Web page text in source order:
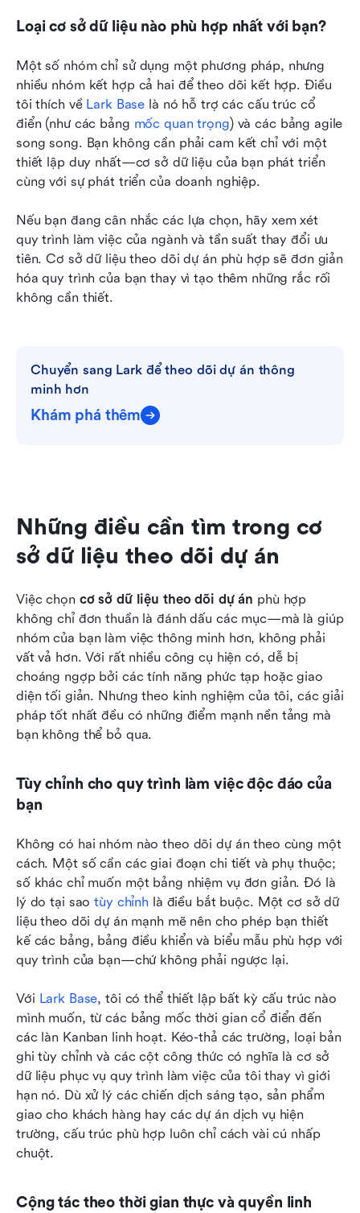
Loại cơ sở dữ liệu nào phù hợp nhất với bạn?
Một số nhóm chỉ sử dụng một phương pháp, nhưng
nhiều nhóm kết hợp cả hai để theo dõi kết hợp. Điều
tôi thích về Lark Base là nó hỗ trợ các cấu trúc cổ
điển (như các bảng mốc quan trọng) và các bảng agile
song song. Bạn không cần phải cam kết chỉ với một
thiết lập duy nhất—cơ sở dữ liệu của bạn phát triển
cùng với sự phát triển của doanh nghiệp.
Nếu bạn đang cân nhắc các lựa chọn, hãy xem xét
quy trình làm việc của ngành và tần suất thay đổi ưu
tiên. Cơ sở dữ liệu theo dõi dự án phù hợp sẽ đơn giản
hóa quy trình của bạn thay vì tạo thêm những rắc rối
không cần thiết.
Chuyển sang Lark để theo dõi dự án thông
minh hơn
Khám phá thêm
Những điều cần tìm trong cơ
sở dữ liệu theo dõi dự án
Việc chọn cơ sở dữ liệu theo dõi dự án phù hợp
không chỉ đơn thuần là đánh dấu các mục—mà là giúp
nhóm của bạn làm việc thông minh hơn, không phải
vất vả hơn. Với rất nhiều công cụ hiện có, dễ bị
choáng ngợp bởi các tính năng phức tạp hoặc giao
diện tối giản. Nhưng theo kinh nghiệm của tôi, các giải
pháp tốt nhất đều có những điểm mạnh nền tảng mà
bạn không thể bỏ qua.
Tùy chỉnh cho quy trình làm việc độc đáo của
bạn
Không có hai nhóm nào theo dõi dự án theo cùng một
cách. Một số cần các giai đoạn chi tiết và phụ thuộc;
số khác chỉ muốn một bảng nhiệm vụ đơn giản. Đó là
lý do tại sao tùy chỉnh là điều bắt buộc. Một cơ sở dữ
liệu theo dõi dự án mạnh mẽ nên cho phép bạn thiết
kế các bảng, bảng điều khiển và biểu mẫu phù hợp với
quy trình của bạn—chứ không phải ngược lại.
Với Lark Base, tôi có thể thiết lập bất kỳ cấu trúc nào
mình muốn, từ các bảng mốc thời gian cổ điển đến
các làn Kanban linh hoạt. Kéo-thả các trường, loại bản
ghi tùy chỉnh và các cột công thức có nghĩa là cơ sở
dữ liệu phục vụ quy trình làm việc của tôi thay vì giới
hạn nó. Dù xử lý các chiến dịch sáng tạo, sản phẩm
giao cho khách hàng hay các dự án dịch vụ hiện
trường, cấu trúc phù hợp luôn chỉ cách vài cú nhấp
chuột.
Cộng tác theo thời gian thực và quyền linh